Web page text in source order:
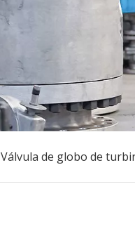
Válvula de globo de